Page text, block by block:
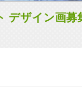
デザイン画募